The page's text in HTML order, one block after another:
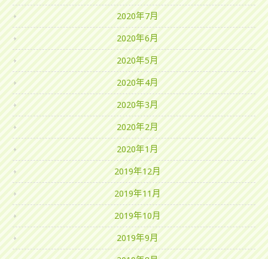
2020年7月
2020年6月
2020年5月
2020年4月
2020年3月
2020年2月
2020年1月
2019年12月
2019年11月
2019年10月
2019年9月